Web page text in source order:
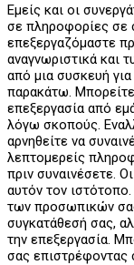
Εμείς και οι
σε πληροφορίες σε
επεξεργαζόμαστε
αναγνωριστικά και
από μια συσκευή
παρακάτω. Μπορείτε
επεξεργασία από
λόγω σκοπούς.
αρνηθείτε να
λεπτομερείς
πριν συναινέσετε.
αυτόν τον
των προσωπικών
συγκατάθεσή σας,
την επεξεργασία.
σας επιστρέφοντας